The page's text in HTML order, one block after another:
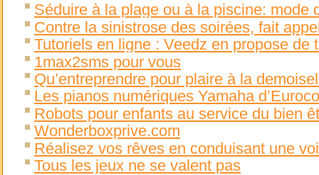
Séduire à la plage ou à la piscine: mode
Contre la sinistrose des soirées, fait
Tutoriels en ligne : Veedz en propose de
1max2sms pour vous
Qu’entreprendre pour plaire à la
Les pianos numériques Yamaha
Robots pour enfants au service du bien
Wonderboxprive.com
Réalisez vos rêves en conduisant une
Tous les jeux ne se valent pas